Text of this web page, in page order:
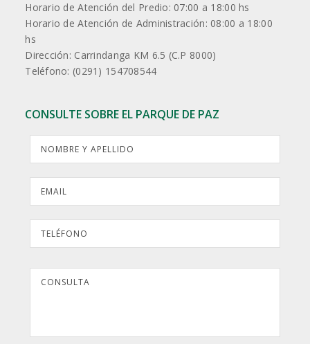
Horario de Atención del Predio: 07:00 a 18:00 hs
Horario de Atención de Administración: 08:00 a 18:00
hs
Dirección: Carrindanga KM 6.5 (C.P 8000)
Teléfono: (0291) 154708544
CONSULTE SOBRE EL PARQUE DE PAZ